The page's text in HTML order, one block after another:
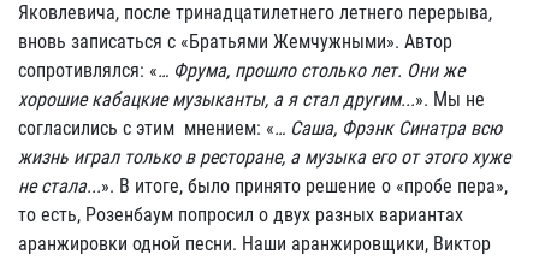
Яковлевича, после тринадцатилетнего летнего перерыва,
вновь записаться с «Братьями Жемчужными». Автор
сопротивлялся: «… Фрума, прошло столько лет. Они же
хорошие кабацкие музыканты, а я стал другим...». Мы не
согласились с этим мнением: «… Саша, Фрэнк Синатра всю
жизнь играл только в ресторане, а музыка его от этого хуже
не стала...». В итоге, было принято решение о «пробе пера»,
то есть, Розенбаум попросил о двух разных вариантах
аранжировки одной песни. Наши аранжировщики, Виктор